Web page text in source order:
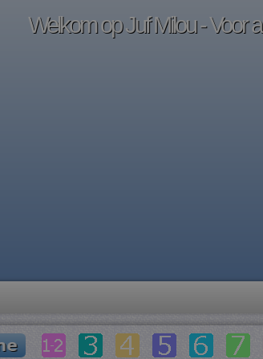
Welkom op Juf Milou - Voor